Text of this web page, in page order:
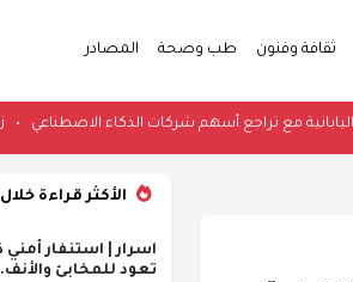
ثقافة وفنون طب وصحة المصادر
اليابانية مع تراجع أسهم شركات الذكاء
الأكثر قراءة خلال 24 ساعة
اسرار | استنفار
تعود للمخابئ